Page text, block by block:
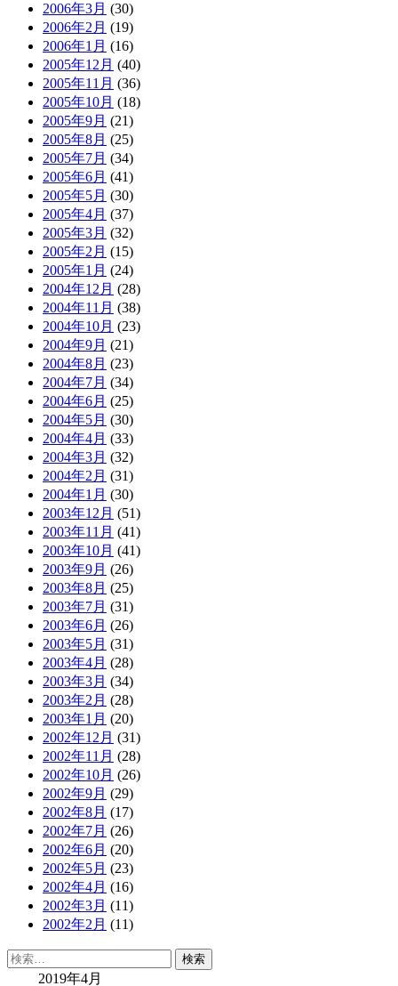
2006年3月 (30)
2006年2月 (19)
2006年1月 (16)
2005年12月 (40)
2005年11月 (36)
2005年10月 (18)
2005年9月 (21)
2005年8月 (25)
2005年7月 (34)
2005年6月 (41)
2005年5月 (30)
2005年4月 (37)
2005年3月 (32)
2005年2月 (15)
2005年1月 (24)
2004年12月 (28)
2004年11月 (38)
2004年10月 (23)
2004年9月 (21)
2004年8月 (23)
2004年7月 (34)
2004年6月 (25)
2004年5月 (30)
2004年4月 (33)
2004年3月 (32)
2004年2月 (31)
2004年1月 (30)
2003年12月 (51)
2003年11月 (41)
2003年10月 (41)
2003年9月 (26)
2003年8月 (25)
2003年7月 (31)
2003年6月 (26)
2003年5月 (31)
2003年4月 (28)
2003年3月 (34)
2003年2月 (28)
2003年1月 (20)
2002年12月 (31)
2002年11月 (28)
2002年10月 (26)
2002年9月 (29)
2002年8月 (17)
2002年7月 (26)
2002年6月 (20)
2002年5月 (23)
2002年4月 (16)
2002年3月 (11)
2002年2月 (11)
検
2019年4月